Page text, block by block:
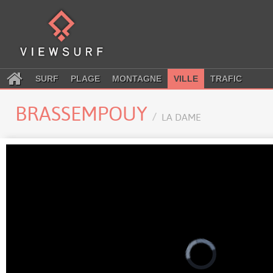
SURF PLAGE MONTAGNE VILLE TRAFIC
BRASSEMPOUY LA DAME